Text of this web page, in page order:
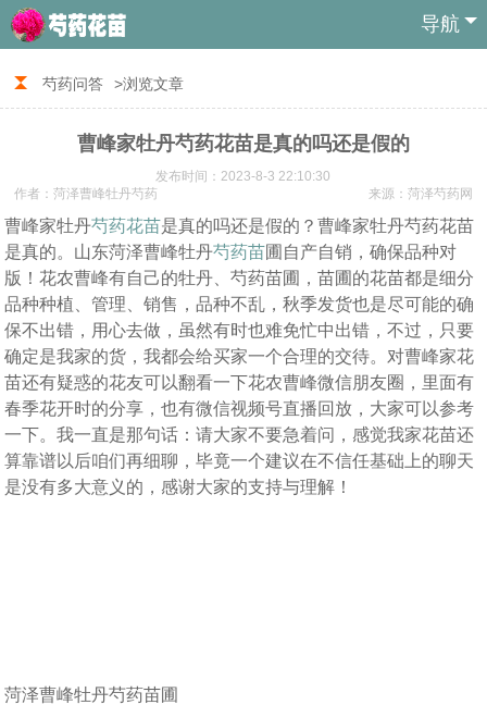
导航
芍药问答 >浏览文章
曹峰家牡丹芍药花苗是真的吗还是假的
发布时间：2023-8-3 22:10:30
来源：菏泽芍药网
作者：菏泽曹峰牡丹芍药
曹峰家牡丹芍药花苗是真的吗还是假的？曹峰家牡丹芍药花苗
是真的。山东菏泽曹峰牡丹芍药苗圃自产自销，确保品种对
版！花农曹峰有自己的牡丹、芍药苗圃，苗圃的花苗都是细分
品种种植、管理、销售，品种不乱，秋季发货也是尽可能的确
保不出错，用心去做，虽然有时也难免忙中出错，不过，只要
确定是我家的货，我都会给买家一个合理的交待。对曹峰家花
苗还有疑惑的花友可以翻看一下花农曹峰微信朋友圈，里面有
春季花开时的分享，也有微信视频号直播回放，大家可以参考
一下。我一直是那句话：请大家不要急着问，感觉我家花苗还
算靠谱以后咱们再细聊，毕竟一个建议在不信任基础上的聊天
是没有多大意义的，感谢大家的支持与理解！
菏泽曹峰牡丹芍药苗圃